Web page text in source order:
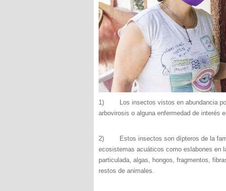
1) Los insectos vistos en abundancia por
arbovirosis o alguna enfermedad de interés
2) Estos insectos son dípteros de la
ecosistemas acuáticos como eslabones en
particulada, algas, hongos, fragmentos,
restos de animales.